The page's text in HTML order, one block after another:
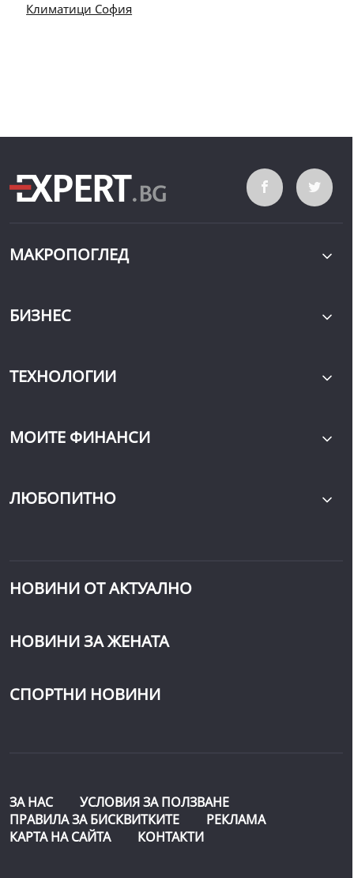
Климатици София
МАКРОПОГЛЕД
БИЗНЕС
ТЕХНОЛОГИИ
МОИТЕ ФИНАНСИ
ЛЮБОПИТНО
НОВИНИ ОТ АКТУАЛНО
НОВИНИ ЗА ЖЕНАТА
СПОРТНИ НОВИНИ
ЗА НАС
УСЛОВИЯ ЗА ПОЛЗВАНЕ
ПРАВИЛА ЗА БИСКВИТКИТЕ
РЕКЛАМА
КАРТА НА САЙТА
КОНТАКТИ